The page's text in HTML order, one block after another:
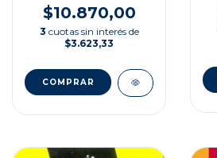
PORTUGUÉS
$10.870,00
3 cuotas sin interés de
$3.623,33